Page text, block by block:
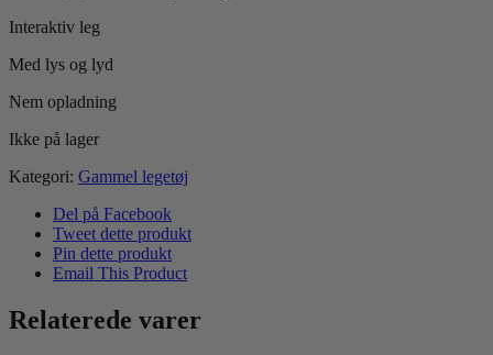
Interaktiv leg
Med lys og lyd
Nem opladning
Ikke på lager
Kategori: Gammel legetøj
Del på Facebook
Tweet dette produkt
Pin dette produkt
Email This Product
Relaterede varer